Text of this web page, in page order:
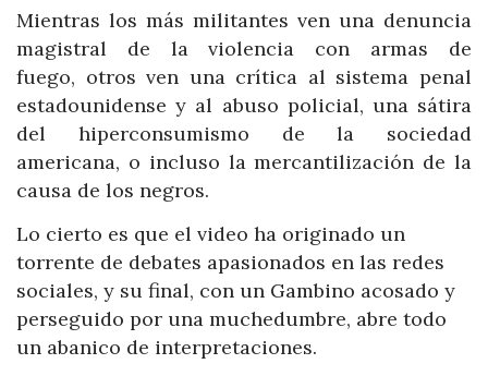
Mientras los más militantes ven una denuncia
magistral de la violencia con armas de
fuego, otros ven una crítica al sistema penal
estadounidense y al abuso policial, una sátira
del hiperconsumismo de la sociedad
americana, o incluso la mercantilización de la
causa de los negros.
Lo cierto es que el video ha originado un
torrente de debates apasionados en las redes
sociales, y su final, con un Gambino acosado y
perseguido por una muchedumbre, abre todo
un abanico de interpretaciones.